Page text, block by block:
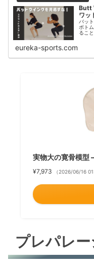
Butt
ワッ
バッ
ボト
るこ
うな
ィ低
eureka-sports.com
実物大の寛骨模型
¥7,973 （2026/06/16
プレパレ